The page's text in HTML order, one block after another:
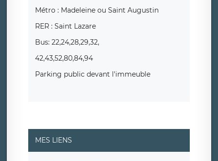
Métro : Madeleine ou Saint Augustin
RER : Saint Lazare
Bus: 22,24,28,29,32,
42,43,52,80,84,94
Parking public devant l'immeuble
MES LIENS